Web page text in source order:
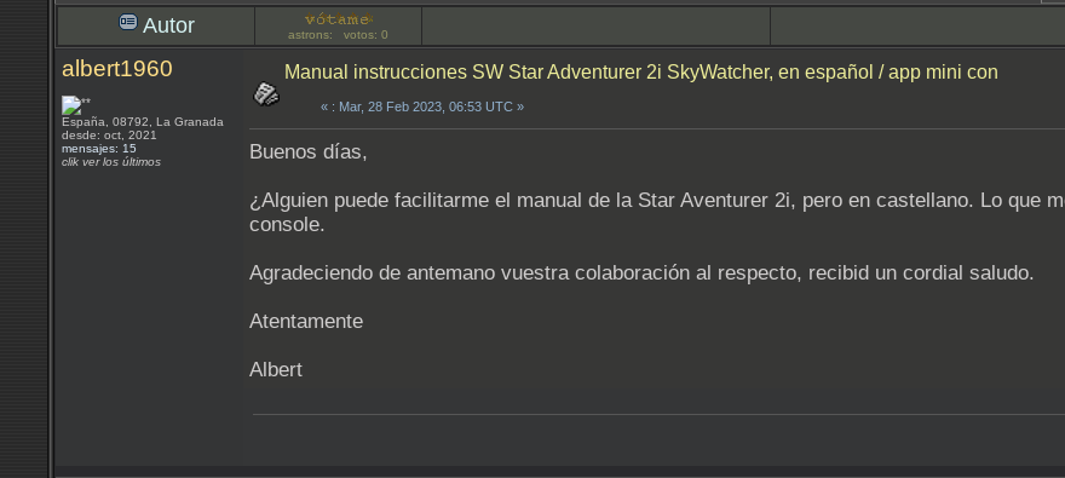
Autor astrons: votos: 0
albert1960
España, 08792, La Granada
desde: oct, 2021
mensajes: 15
clik ver los últimos
Manual instrucciones SW Star Adventurer 2i SkyWatcher, en español / app mini con
« : Mar, 28 Feb 2023, 06:53 UTC »
Buenos días,
¿Alguien puede facilitarme el manual de la Star Aventurer 2i, pero en castellano. Lo que
console.
Agradeciendo de antemano vuestra colaboración al respecto, recibid un cordial saludo.
Atentamente
Albert